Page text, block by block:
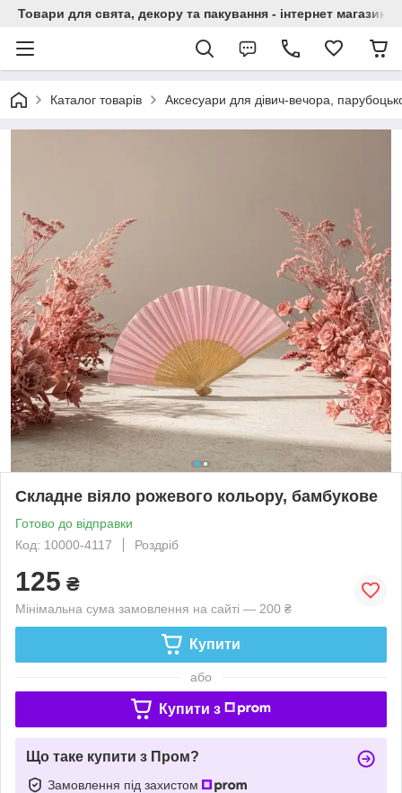
Товари для свята, декору та пакування - інтернет магазин
Каталог товарів Аксесуари для дівич-вечора,
Складне віяло рожевого кольору, бамбукове
Готово до відправки
Код: 10000-4117
Роздріб
125 ₴
Мінімальна сума замовлення на сайті — 200 ₴
Купити
або
Купити з
Що таке купити з Пром?
Замовлення під захистом